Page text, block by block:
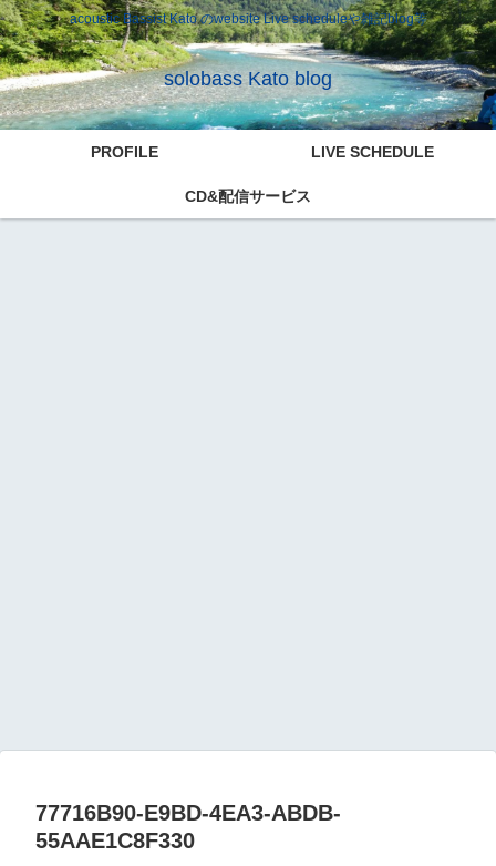
acoustic Bassist Kato のwebsite Live scheduleや雑記blog等
solobass Kato blog
PROFILE LIVE SCHEDULE
CD&配信サービス
77716B90-E9BD-4EA3-ABDB-
55AAE1C8F330